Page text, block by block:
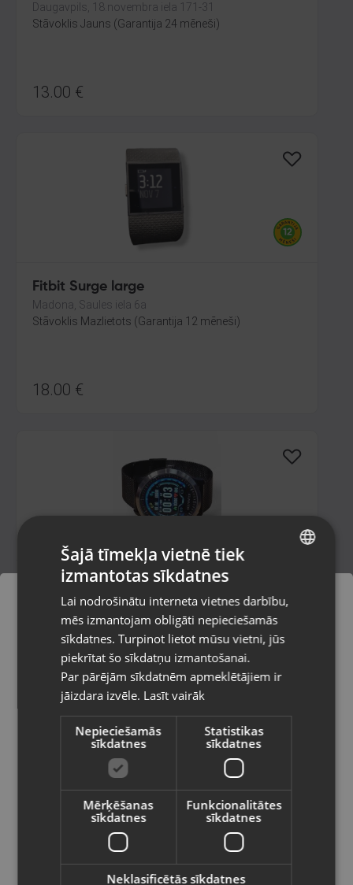
Daugavpils, 18.novembra iela 171-31
Stāvoklis Jauns (Garantija 24 mēneši)
13.00 €
Fitbit Surge large
Madona, Saules iela 6a
Stāvoklis Mazlietots (Garantija 12 mēneši)
18.00 €
Lemfo N58
Rīga, Lokomotīves iela 100
Stāvoklis Lietots (Garantija 6 mēneši)
45.00€
Nerunsa Q23
Pasūtījumi tiks piegādāti uz
izvēlēto valsti
Vietnes saturs būs attēlots izvēlētajā
valodā
Valsts
Latviešu / Latvian
RUSSIAN
Šajā tīmekļa vietnē tiek
izmantotas sīkdatnes
Lai nodrošinātu interneta vietnes darbību,
mēs izmantojam obligāti nepieciešamās
sīkdatnes. Turpinot lietot mūsu vietni, jūs
piekrītat šo sīkdatņu izmantošanai.
Par pārējām sīkdatnēm apmeklētājiem ir
jāizdara izvēle. Lasīt vairāk
Nepieciešamās
sīkdatnes
Statistikas
sīkdatnes
Mērķēšanas
sīkdatnes
Funkcionalitātes
sīkdatnes
Neklasificētās sīkdatnes